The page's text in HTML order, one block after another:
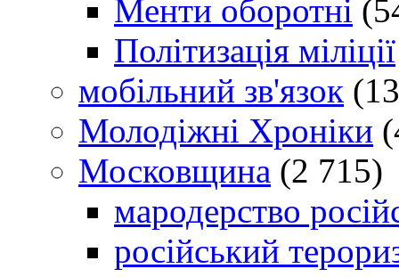
Менти оборотні
Політизація міліції
мобільний зв'язок
Молодіжні Хроніки
Московщина (2 715)
мародерство
російський